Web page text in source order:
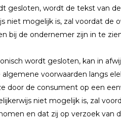
gesloten, wordt de tekst van
niet mogelijk is, zal voordat
bij de ondernemer zijn in te
wordt gesloten, kan in
voorwaarden langs
door de consument op een
niet mogelijk is, zal
en dat zij op verzoek